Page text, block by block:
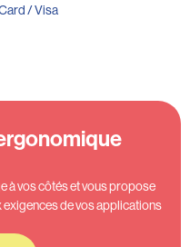
/ Visa
à vos côtés et vous propose
de vos applications